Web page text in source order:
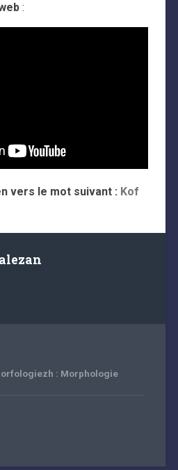
:
vers le mot suivant : Kof
: Morphologie